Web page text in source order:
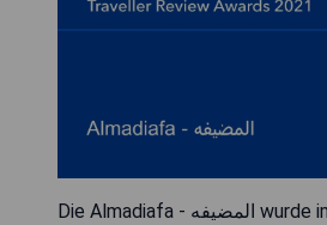
Die Almadiafa - المضيفه wurde im Juni 2020